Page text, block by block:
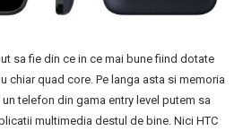
sa fie din ce in ce mai bune fiind dotate
chiar quad core. Pe langa asta si memoria
telefon din gama entry level putem sa
multimedia destul de bine. Nici HTC